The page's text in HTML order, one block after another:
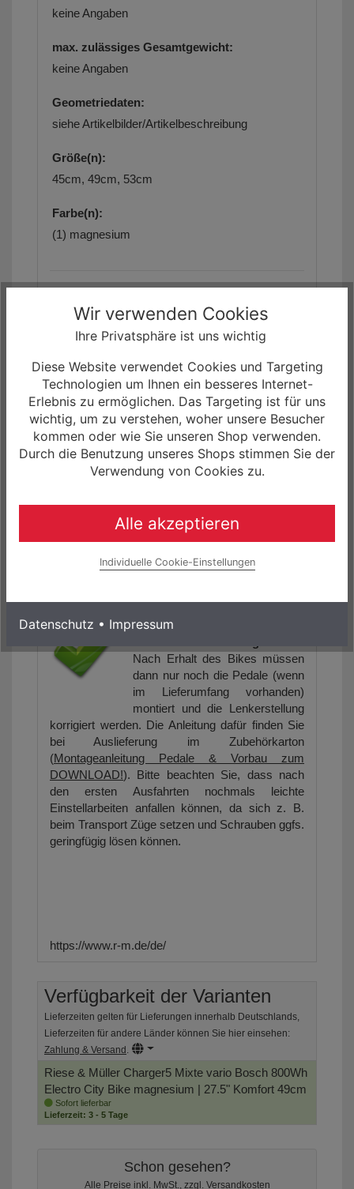
keine Angaben
max. zulässiges Gesamtgewicht:
keine Angaben
Geometriedaten:
siehe Artikelbilder/Artikelbeschreibung
Größe(n):
45cm, 49cm, 53cm
Farbe(n):
(1) magnesium
Die Artikelbilder dienen zur Information
(Abweichungen zur Artikelbeschreibung sind
möglich, da sich der Hersteller das Recht
vorbehält, die Produktspezifikation zu ändern).
angegebenen Spezifikationen. Weitere Details
finden Sie auch auf der Herstellerseite.
Unser Angebot für Sie! - DasRiese & Müller
Charger5 Mixte vario Bosch 800Wh Electro
City Bikesowie weitere Fahrräder, Biketeile und
Zubehör, können Sie bei uns im Shop
Zinssatz von 0.0% finanzieren.
Folgende Links könnten Sie auch interessieren:
fachgerecht endmontiert und
Nach Erhalt des Bikes müssen
dann nur noch die Pedale (wenn
im Lieferumfang vorhanden)
montiert und die Lenkerstellung
korrigiert werden. Die Anleitung dafür finden Sie
bei Auslieferung im Zubehörkarton
(Montageanleitung Pedale & Vorbau zum
DOWNLOAD!). Bitte beachten Sie, dass nach
den ersten Ausfahrten nochmals leichte
Einstellarbeiten anfallen können, da sich z. B.
beim Transport Züge setzen und Schrauben ggfs.
geringfügig lösen können.
https://www.r-m.de/de/
Verfügbarkeit der Varianten
Lieferzeiten gelten für Lieferungen innerhalb Deutschlands,
Lieferzeiten für andere Länder können Sie hier einsehen:
Zahlung & Versand .
Riese & Müller Charger5 Mixte vario Bosch 800Wh
Electro City Bike magnesium | 27.5" Komfort 49cm
Sofort lieferbar
Lieferzeit: 3 - 5 Tage
Schon gesehen?
Alle Preise inkl. MwSt., zzgl. Versandkosten
Wir verwenden Cookies
Ihre Privatsphäre ist uns wichtig
Diese Website verwendet Cookies und Targeting
Technologien um Ihnen ein besseres Internet-
Erlebnis zu ermöglichen. Das Targeting ist für uns
wichtig, um zu verstehen, woher unsere Besucher
kommen oder wie Sie unseren Shop verwenden.
Durch die Benutzung unseres Shops stimmen Sie der
Verwendung von Cookies zu.
Alle akzeptieren
Individuelle Cookie-Einstellungen
Datenschutz • Impressum